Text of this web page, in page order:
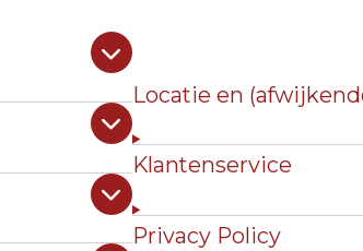
Locatie en
Klantenservice
Privacy Policy